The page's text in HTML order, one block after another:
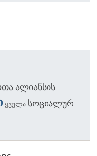
ალიანსის
ყველა სოციალურ